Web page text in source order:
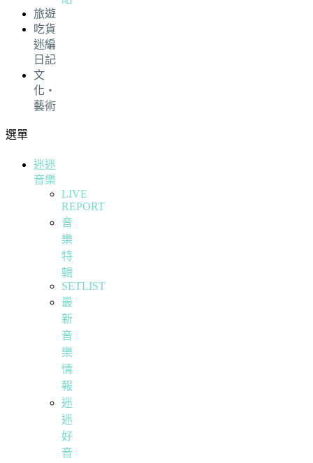
旅遊
吃貨
迷編
日記
文
化・
藝術
選單
迷迷
音樂
LIVE
REPORT
音
樂
特
輯
SETLIST
最
新
音
樂
情
報
迷
迷
好
音